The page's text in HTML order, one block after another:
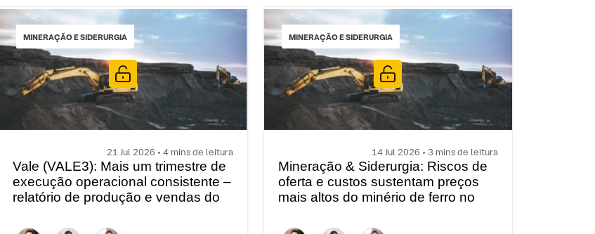
MINERAÇÃO E SIDERURGIA
21 Jul 2026 • 4 mins de leitura
Vale (VALE3): Mais um trimestre de
execução operacional consistente –
relatório de produção e vendas do
MINERAÇÃO E SIDERURGIA
14 Jul 2026 • 3 mins de leitura
Mineração & Siderurgia: Riscos de
oferta e custos sustentam preços
mais altos do minério de ferro no